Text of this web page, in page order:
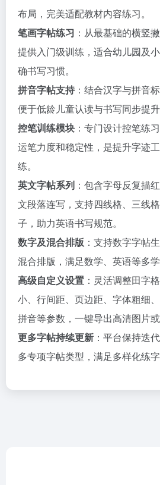
布局，完美适配教材内容练习。
笔画字帖练习 ：从最基础的横竖
提供入门级训练，适合幼儿园及
确书写习惯。
拼音字帖支持 ：结合汉字与拼音
便于低龄儿童认读与书写同步提升
控笔训练模块 ：专门设计控笔练
运笔力度和稳定性，是提升字迹
练。
英文字帖系列 ：包含字母反复描
文段落连写，支持四线格、三线
子，助力英语书写规范。
数字及混合排版 ：支持数字字帖
混合排版，满足数学、英语等多学
高级自定义设置 ：灵活调整田字
小、行间距、页边距、字体粗细
拼音等参数，一键导出高清图片或
更多字帖持续更新 ：平台保持迭
多专项字帖类型，满足多样化练字